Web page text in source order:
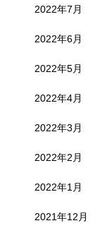
2022年7月
2022年6月
2022年5月
2022年4月
2022年3月
2022年2月
2022年1月
2021年12月